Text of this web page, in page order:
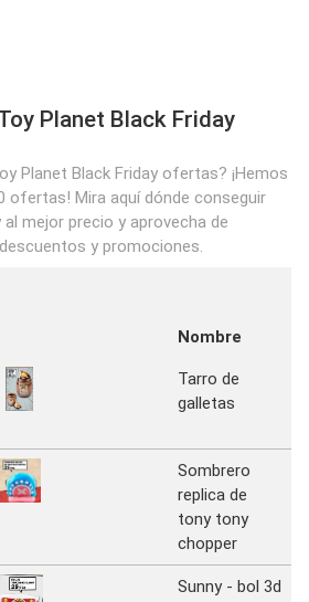
Planet Black Friday
Planet Black Friday ofertas? ¡Hemos
ofertas! Mira aquí dónde conseguir
al mejor precio y aprovecha de
y promociones.
Nombre
Tarro de
galletas
Sombrero
replica de
tony tony
chopper
Sunny - bol 3d